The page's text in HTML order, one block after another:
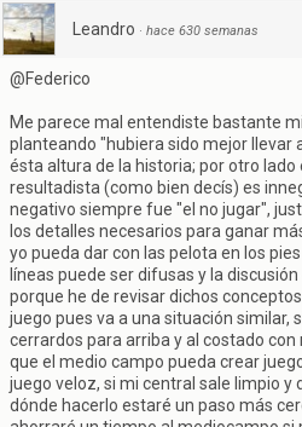
Leandro · hace 630 semanas
@Federico
Me parece mal entendiste bastante
planteando "hubiera sido mejor llevar
ésta altura de la historia; por otro
resultadista (como bien decís) es
negativo siempre fue "el no jugar",
los detalles necesarios para ganar
yo pueda dar con las pelota en los
líneas puede ser difusas y la
porque he de revisar dichos
juego pues va a una situación similar,
cerrardos para arriba y al costado
que el medio campo pueda crear
juego veloz, si mi central sale limpio
dónde hacerlo estaré un paso más